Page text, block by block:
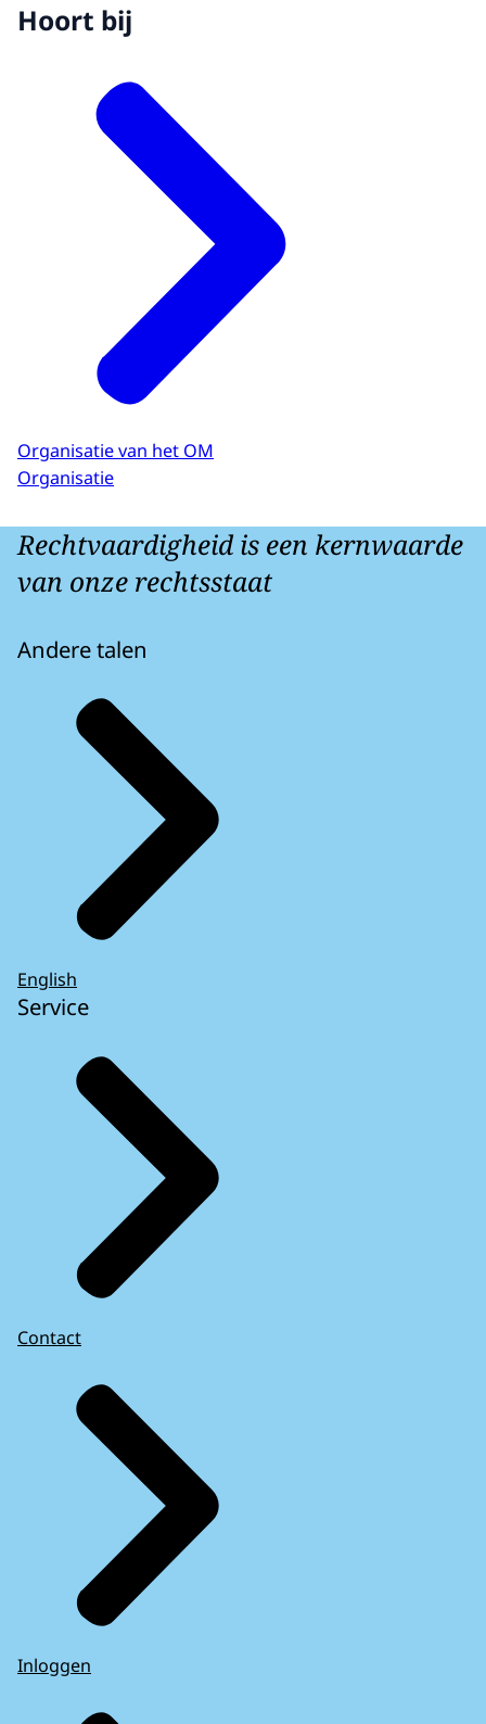
Hoort bij
Organisatie van het OM
Organisatie
Rechtvaardigheid is een kernwaarde
van onze rechtsstaat
Andere talen
English
Service
Contact
Inloggen